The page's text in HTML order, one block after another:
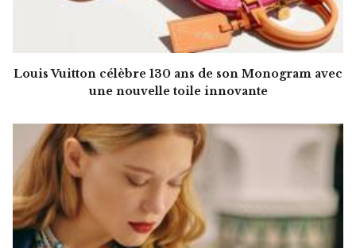
Louis Vuitton célèbre 130 ans de son Monogram avec
une nouvelle toile innovante